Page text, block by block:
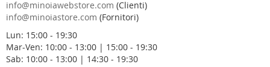
r
a
e
w
s
info@minoiawebstore.com (Clienti)
info@minoiastore.com (Fornitori)
Lun: 15:00 - 19:30
Mar-Ven: 10:00 - 13:00 | 15:00 - 19:30
Sab: 10:00 - 13:00 | 14:30 - 19:30